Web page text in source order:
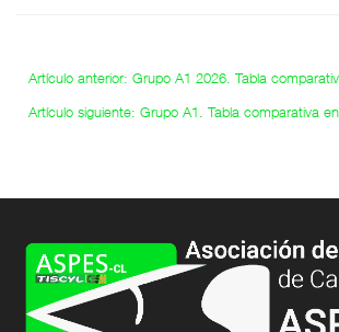
Artículo anterior: Grupo A1 2026. Tabla
Artículo siguiente: Grupo A1. Tabla comparativa